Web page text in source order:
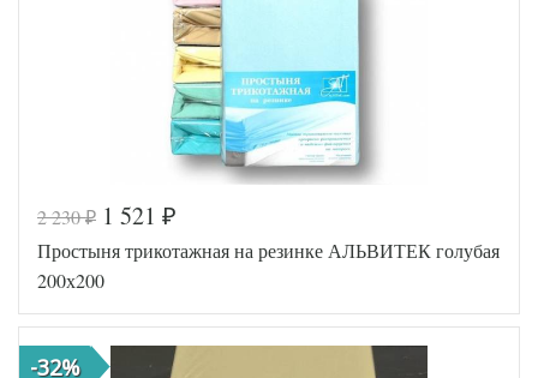
Код товара
517-093
Артикул
AL200086
Размер
простыни
200х200
(на
резинке)
2 230₽ 1 521 ₽
Простыня трикотажная на резинке АЛЬВИТЕК голубая
200х200
-32%